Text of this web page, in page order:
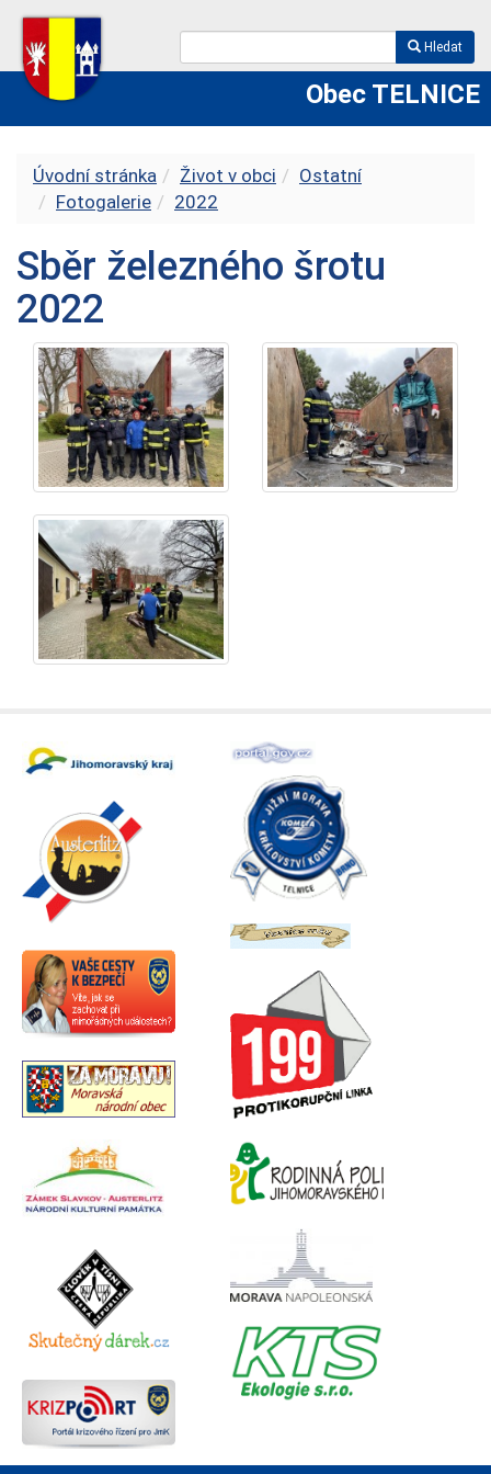
Hledat
Obec TELNICE
Úvodní stránka Život v obci
Ostatní
Fotogalerie
2022
Sběr železného šrotu
2022